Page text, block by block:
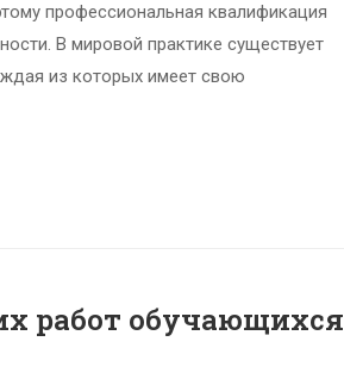
профессиональная квалификация
В мировой практике существует
из которых имеет свою
работ обучающихся